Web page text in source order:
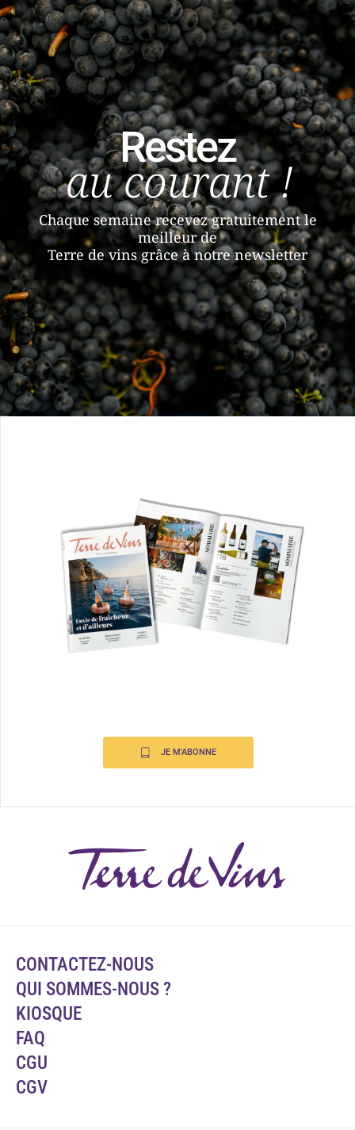
Restez
au courant !
Chaque semaine recevez gratuitement le
meilleur de
Terre de vins grâce à notre newsletter
JE M'ABONNE
CONTACTEZ-NOUS
QUI SOMMES-NOUS ?
KIOSQUE
FAQ
CGU
CGV